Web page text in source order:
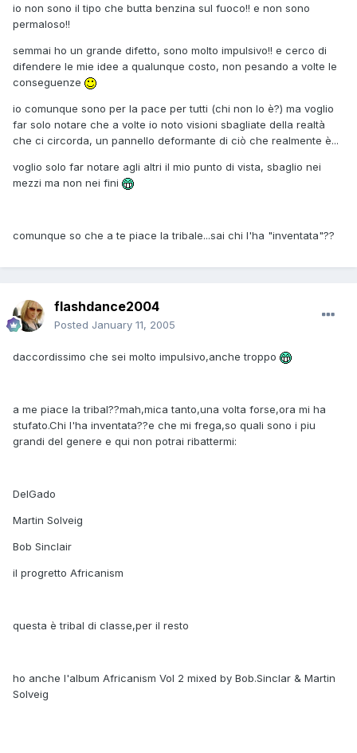
io non sono il tipo che butta benzina sul fuoco!! e non sono
permaloso!!
semmai ho un grande difetto, sono molto impulsivo!! e cerco di
difendere le mie idee a qualunque costo, non pesando a volte le
conseguenze
io comunque sono per la pace per tutti (chi non lo è?) ma voglio
far solo notare che a volte io noto visioni sbagliate della realtà
che ci circorda, un pannello deformante di ciò che realmente è...
voglio solo far notare agli altri il mio punto di vista, sbaglio nei
mezzi ma non nei fini
comunque so che a te piace la tribale...sai chi l'ha "inventata"??
flashdance2004
Posted January 11, 2005
daccordissimo che sei molto impulsivo,anche troppo
a me piace la tribal??mah,mica tanto,una volta forse,ora mi ha
stufato.Chi l'ha inventata??e che mi frega,so quali sono i piu
grandi del genere e qui non potrai ribattermi:
DelGado
Martin Solveig
Bob Sinclair
il progretto Africanism
questa è tribal di classe,per il resto
ho anche l'album Africanism Vol 2 mixed by Bob.Sinclar & Martin
Solveig